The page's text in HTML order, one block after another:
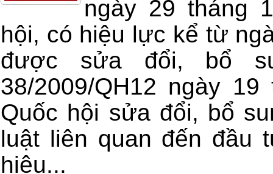
ngày 29 tháng
hội, có hiệu lực kể từ
được sửa đổi, bổ
38/2009/QH12 ngày
Quốc hội sửa đổi, bổ
luật liên quan đến đầu
hiệu...